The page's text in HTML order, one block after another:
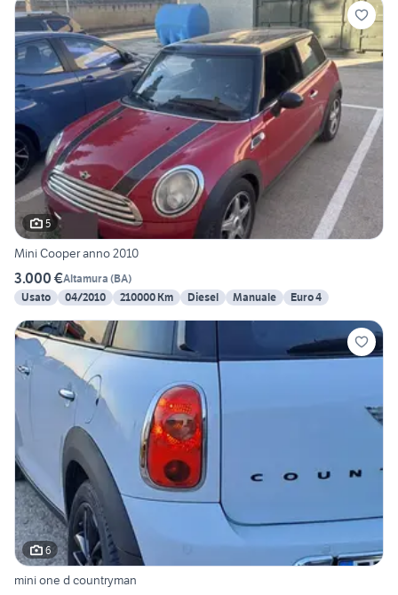
5
Mini Cooper anno 2010
3.000 €Altamura (BA)
Usato
04/2010 210000 Km Diesel Manuale Euro 4
6
mini one d countryman